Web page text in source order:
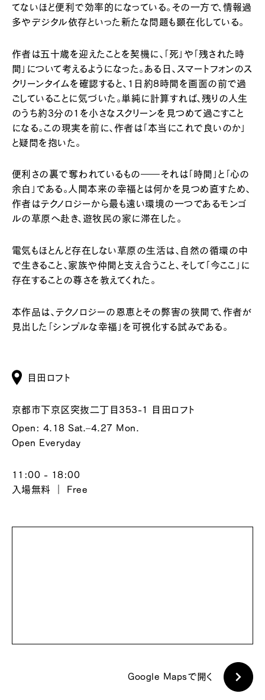
てないほど便利で効率的になっている。その一方で、情報過
多やデジタル依存といった新たな問題も顕在化している。
作者は五十歳を迎えたことを契機に、「死」や「残された時
間」について考えるようになった。ある日、スマートフォンのス
クリーンタイムを確認すると、1日約8時間を画面の前で過
ごしていることに気づいた。単純に計算すれば、残りの人生
のうち約3分の1を小さなスクリーンを見つめて過ごすこと
になる。この現実を前に、作者は「本当にこれで良いのか」
と疑問を抱いた。
便利さの裏で奪われているもの――それは「時間」と「心の
余白」である。人間本来の幸福とは何かを見つめ直すため、
作者はテクノロジーから最も遠い環境の一つであるモンゴ
ルの草原へ赴き、遊牧民の家に滞在した。
電気もほとんど存在しない草原の生活は、自然の循環の中
で生きること、家族や仲間と支え合うこと、そして「今ここ」に
存在することの尊さを教えてくれた。
本作品は、テクノロジーの恩恵とその弊害の狭間で、作者が
見出した「シンプルな幸福」を可視化する試みである。
目田ロフト
京都市下京区突抜二丁目353-1 目田ロフト
Open: 4.18 Sat.–4.27 Mon.
Open Everyday
11:00 - 18:00
入場無料 ｜ Free
Google Mapsで開く